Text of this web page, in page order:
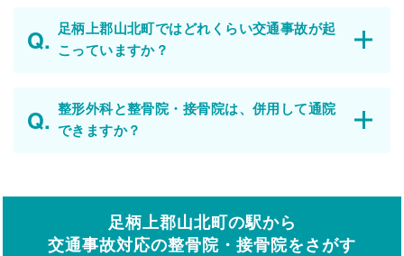
足柄上郡山北町ではどれくらい交通事故が起
こっていますか？
整形外科と整骨院・接骨院は、併用して通院
できますか？
足柄上郡山北町の駅から
交通事故対応の整骨院・接骨院をさがす